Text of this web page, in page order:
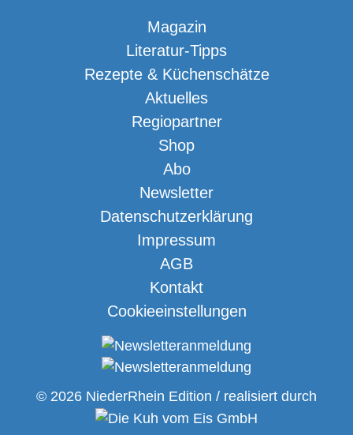
Magazin
Literatur-Tipps
Rezepte & Küchenschätze
Aktuelles
Regiopartner
Shop
Abo
Newsletter
Datenschutzerklärung
Impressum
AGB
Kontakt
Cookieeinstellungen
© 2026 NiederRhein Edition / realisiert durch